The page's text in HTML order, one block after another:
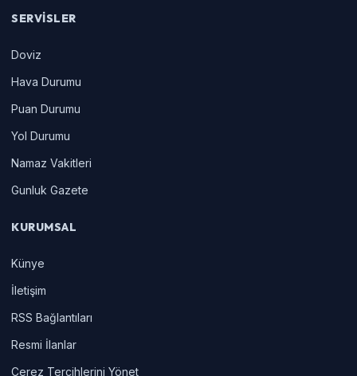
SERVISLER
Doviz
Hava Durumu
Puan Durumu
Yol Durumu
Namaz Vakitleri
Gunluk Gazete
KURUMSAL
Künye
İletişim
RSS Bağlantıları
Resmi İlanlar
Çerez Tercihlerini Yönet